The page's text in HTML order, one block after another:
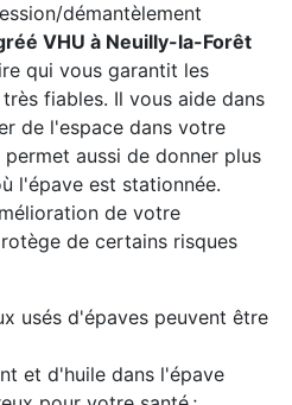
démantèlement
VHU à Neuilly-la-Forêt
qui vous garantit les
fiables. Il vous aide dans
de l'espace dans votre
aussi de donner plus
l'épave est stationnée.
de votre
de certains risques
usés d'épaves peuvent être
et d'huile dans l'épave